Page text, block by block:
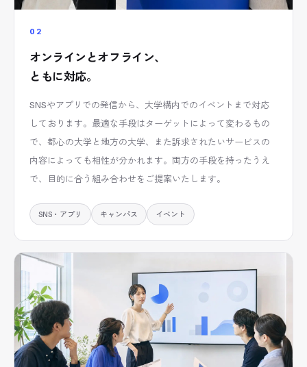
02
オンラインとオフライン、
ともに対応。
SNSやアプリでの発信から、大学構内でのイベントまで対応
しております。最適な手段はターゲットによって変わるもの
で、都心の大学と地方の大学、また訴求されたいサービスの
内容によっても相性が分かれます。両方の手段を持ったうえ
で、目的に合う組み合わせをご提案いたします。
SNS・アプリ キャンパス イベント